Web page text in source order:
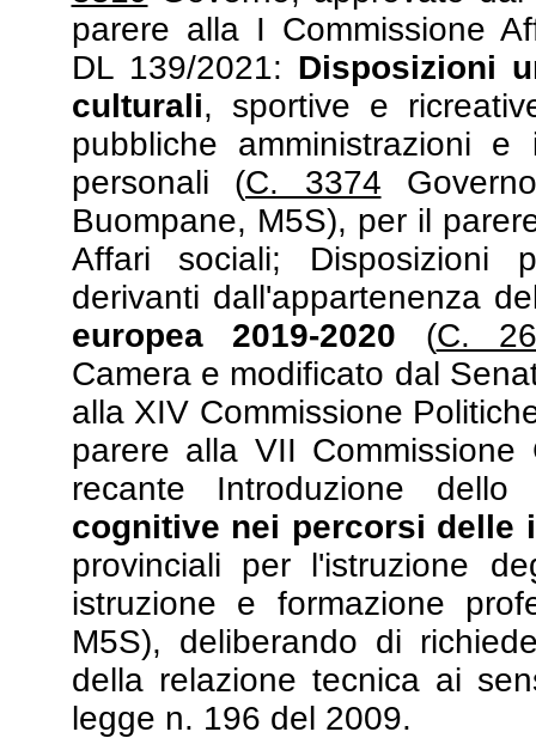
parere alla I Commissione
DL 139/2021: Disposizioni
culturali, sportive e
pubbliche amministrazioni
personali (C. 3374
Buompane, M5S), per il
Affari sociali; Disposizioni
derivanti dall'appartenenza
europea 2019-2020 (C.
Camera e modificato dal
alla XIV Commissione
parere alla VII
recante Introduzione
cognitive nei percorsi delle
provinciali per l'istruzione
istruzione e formazione
M5S), deliberando di
della relazione tecnica ai
legge n. 196 del 2009.